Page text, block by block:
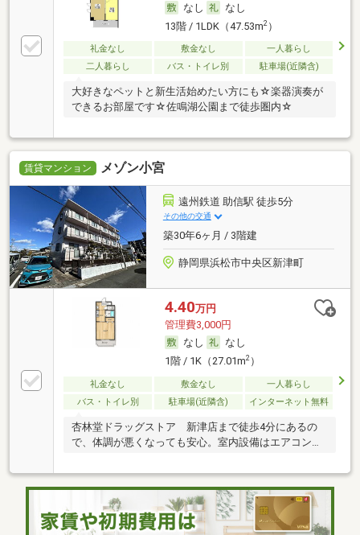
なし
なし
13階 / 1LDK（47.53m2）
礼金なし 敷金なし
一人暮らし
二人暮らし
バス・トイレ別 駐車場(近隣含)
大好きなペットと新生活始めたい方にも☆楽器演奏が
できるお部屋です☆佐鳴湖公園まで徒歩圏内☆
賃貸マンション メゾン小宮
遠州鉄道 助信駅 徒歩5分
その他の交通
築30年6ヶ月 / 3階建
静岡県浜松市中央区新津町
4.40万円
管理費3,000円
なし
なし
1階 / 1K（27.01m2）
礼金なし 敷金なし
一人暮らし
バス・トイレ別
駐車場(近隣含) インターネット無料
杏林堂ドラッグストア 新津店まで徒歩4分にあるの
で、体調が悪くなっても安心。室内設備はエアコン・